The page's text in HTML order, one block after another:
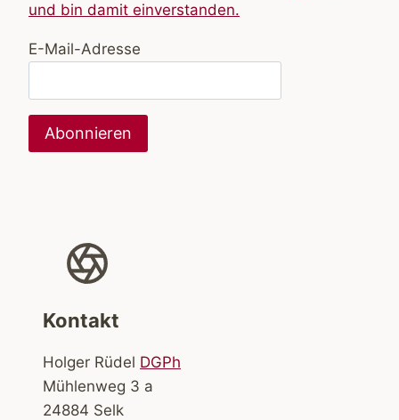
und bin damit einverstanden.
E-Mail-Adresse
Kontakt
Holger Rüdel DGPh
Mühlenweg 3 a
24884 Selk